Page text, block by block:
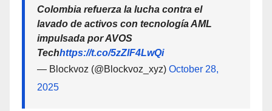
Colombia refuerza la lucha contra el
lavado de activos con tecnología AML
impulsada por AVOS
Techhttps://t.co/5zZlF4LwQi
— Blockvoz (@Blockvoz_xyz) October 28,
2025